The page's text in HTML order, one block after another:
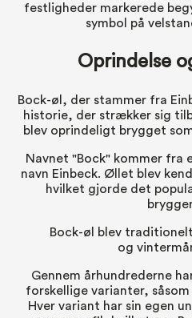
festligheder markerede
symbol på
Oprindelse
Bock-øl, der stammer fra
historie, der strækker sig
blev oprindeligt brygget
Navnet "Bock" kommer fra
navn Einbeck. Øllet blev
hvilket gjorde det
Bock-øl blev
og
Gennem århundrederne
forskellige varianter,
Hver variant har sin egen